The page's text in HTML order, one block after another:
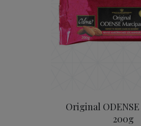
Original
200g